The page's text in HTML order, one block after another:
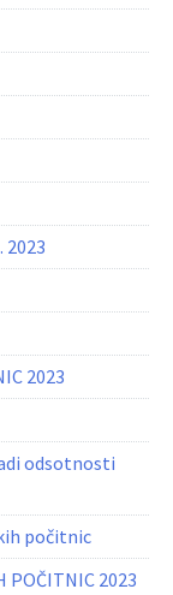
2023
2023
odsotnosti
počitnic
POČITNIC 2023